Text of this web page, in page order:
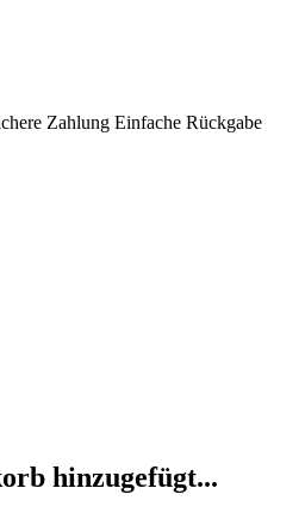
Zahlung Einfache Rückgabe
hinzugefügt...